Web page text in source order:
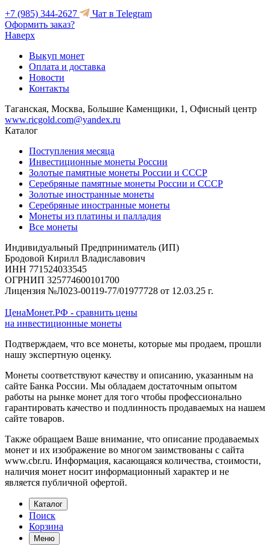
+7 (985) 344-2627
Чат в Telegram
Оформить заказ?
Наверх
Выкуп монет
Оплата и доставка
Новости
Контакты
Таганская, Москва, Большие Каменщики, 1, Офисный центр
www.ricgold.com@yandex.ru
Каталог
Поступления месяца
Инвестиционные монеты России
Золотые памятные монеты России и СССР
Серебряные памятные монеты России и СССР
Золотые иностранные монеты
Серебряные иностранные монеты
Монеты из платины и палладия
Все монеты
Индивидуальный Предприниматель (ИП)
Бродовой Кирилл Владиславович
ИНН 771524033545
ОГРНИП 325774600101700
Лицензия №Л023-00119-77/01977728 от 12.03.25 г.
ЦенаМонет.РФ - сравнить цены
на инвестиционные монеты
Подтверждаем, что все монеты, которые мы продаем, прошли
нашу экспертную оценку.
Монеты соответствуют качеству и описанию, указанным на
сайте Банка России. Мы обладаем достаточным опытом
работы на рынке монет для того чтобы профессионально
гарантировать качество и подлинность продаваемых на нашем
сайте товаров.
Также обращаем Ваше внимание, что описание продаваемых
монет и их изображение во многом заимствованы с сайта
www.cbr.ru. Информация, касающаяся количества, стоимости,
наличия монет носит информационный характер и не
является публичной офертой.
Каталог
Поиск
Корзина
Меню